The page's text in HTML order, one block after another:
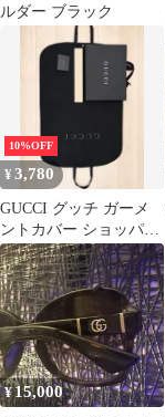
ルダー ブラック
10%OFF
¥3,780
GUCCI グッチ ガーメ
ントカバー ショッパー
付属品セット
¥15,000